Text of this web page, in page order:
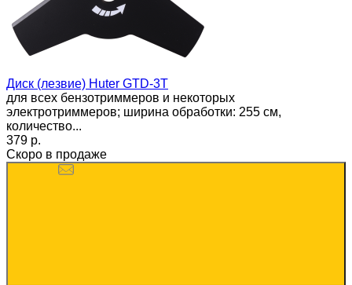
Диск (лезвие) Huter GTD-3T
для всех бензотриммеров и некоторых
электротриммеров; ширина обработки: 255 см,
количество...
379 p.
Скоро в продаже